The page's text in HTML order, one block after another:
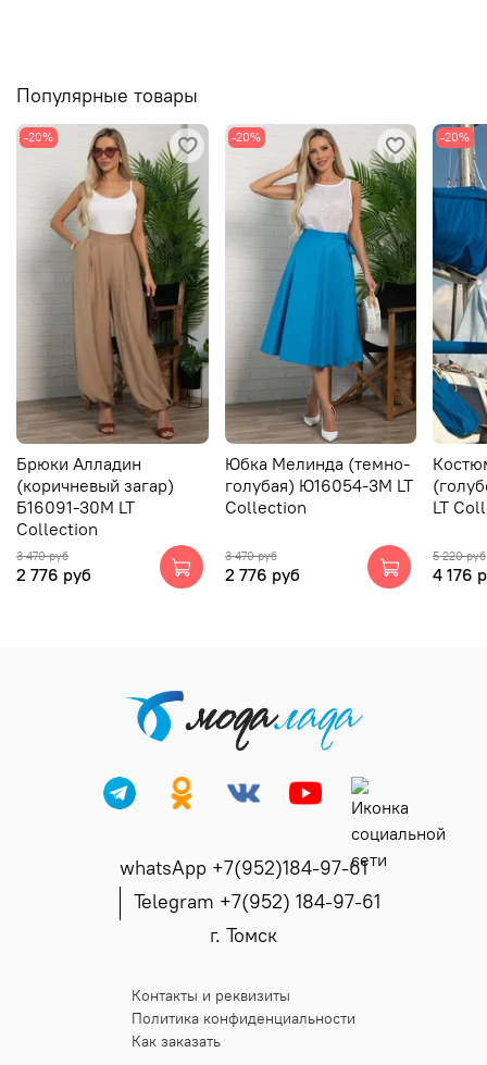
Популярные товары
-20%
Брюки Алладин
(коричневый загар)
Б16091-30М LT
Collection
3 470 руб
2 776 руб
-20%
Юбка Мелинда (темно-
голубая) Ю16054-3М LT
Collection
3 470 руб
2 776 руб
-20%
LT
5 220 руб
4 176
whatsApp +7(952)184-97-61
Telegram +7(952) 184-97-61
г. Томск
Контакты и реквизиты
Политика конфиденциальности
Как заказать